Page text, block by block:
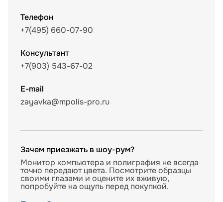
Телефон
+7(495) 660-07-90
Консультант
+7(903) 543-67-02
E-mail
zayavka@mpolis-pro.ru
Зачем приезжать в шоу-рум?
Монитор компьютера и полиграфия не всегда
точно передают цвета. Посмотрите образцы
своими глазами и оцените их вживую,
попробуйте на ощупь перед покупкой.